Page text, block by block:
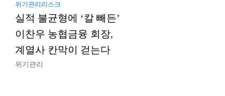
위기관리리스크
실적 불균형에 ‘칼 빼든’
이찬우 농협금융 회장,
계열사 칸막이 걷는다
위기관리